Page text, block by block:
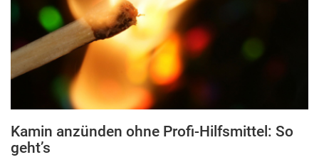
Kamin anzünden ohne Profi-Hilfsmittel: So
geht’s